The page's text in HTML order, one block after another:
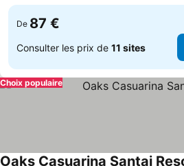
De 87 €
Consulter les prix de 11 sites
Choix populaire
Oaks Casuarina Santai